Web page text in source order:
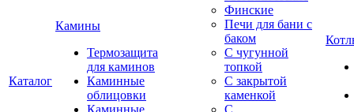
Каталог
Камины
Термозащита
для каминов
Каминные
облицовки
Каминные
Финские
Печи для бани с
баком
С чугунной
топкой
С закрытой
каменкой
С